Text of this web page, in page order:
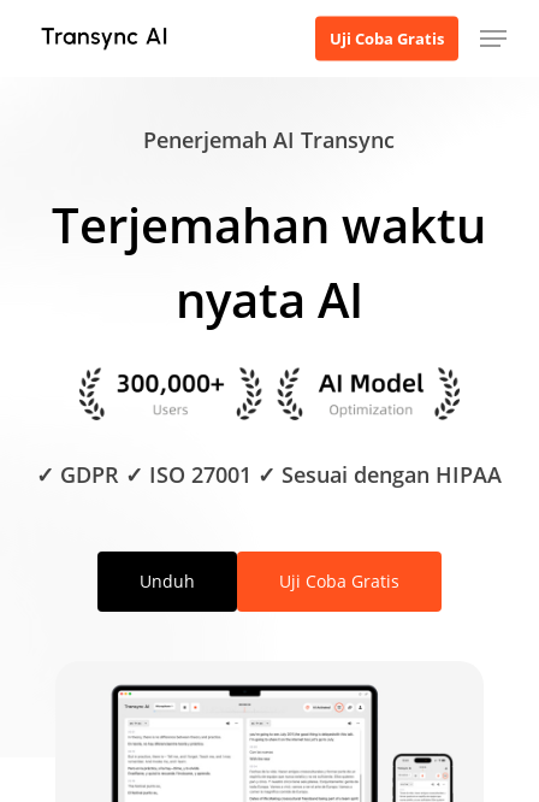
Uji Coba Gratis Menu
Penerjemah AI Transync
Terjemahan waktu
nyata AI
✓ GDPR ✓ ISO 27001 ✓ Sesuai dengan HIPAA
Unduh Uji Coba Gratis